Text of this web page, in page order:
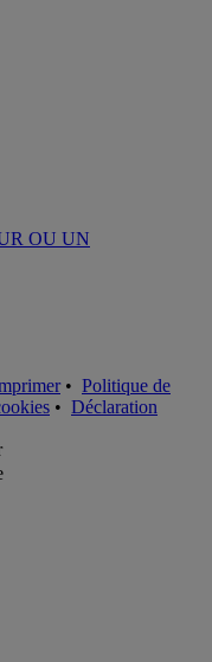
OU UN
• Politique de
• Déclaration